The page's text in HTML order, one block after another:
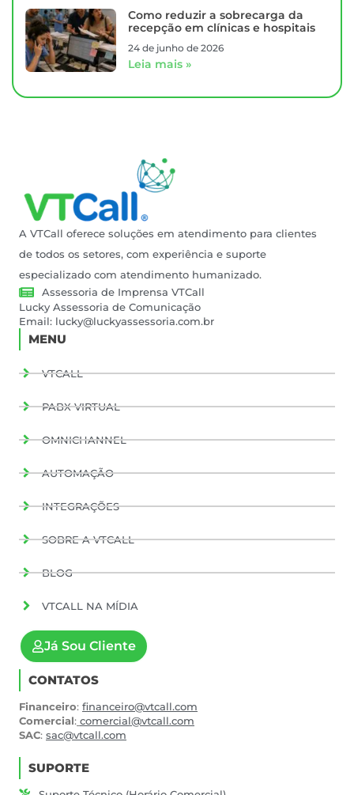
Como reduzir a sobrecarga da
recepção em clínicas e hospitais
24 de junho de 2026
Leia mais »
A VTCall oferece soluções em atendimento para clientes
de todos os setores, com experiência e suporte
especializado com atendimento humanizado.
Assessoria de Imprensa VTCall
Lucky Assessoria de Comunicação
Email: lucky@luckyassessoria.com.br
MENU
VTCALL
PABX VIRTUAL
OMNICHANNEL
AUTOMAÇÃO
INTEGRAÇÕES
SOBRE A VTCALL
BLOG
VTCALL NA MÍDIA
Já Sou Cliente
CONTATOS
Financeiro: financeiro@vtcall.com
Comercial: comercial@vtcall.com
SAC: sac@vtcall.com
SUPORTE